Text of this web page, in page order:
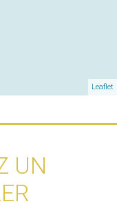
Leaflet
UN